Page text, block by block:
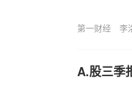
第一财经 李
A.股三季